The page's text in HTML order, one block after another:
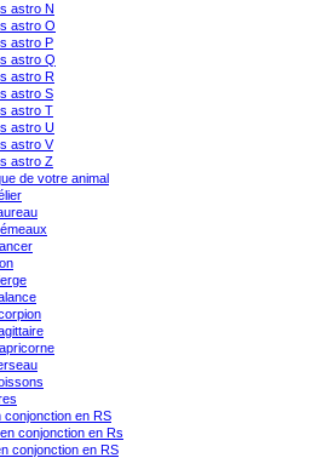
astro N
astro O
astro P
astro Q
astro R
astro S
astro T
astro U
astro V
astro Z
de votre animal
conjonction en RS
conjonction en Rs
conjonction en RS